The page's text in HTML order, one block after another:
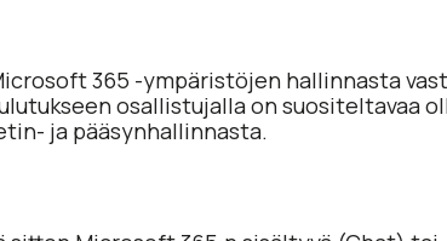
365 -ympäristöjen hallinnasta
osallistujalla on suositeltavaa
ja pääsynhallinnasta.